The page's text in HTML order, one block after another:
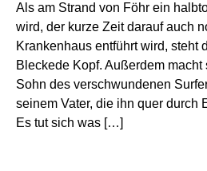
Als am Strand von Föhr ein
wird, der kurze Zeit darauf auch
Krankenhaus entführt wird, steht
Bleckede Kopf. Außerdem macht
Sohn des verschwundenen
seinem Vater, die ihn quer durch
Es tut sich was […]